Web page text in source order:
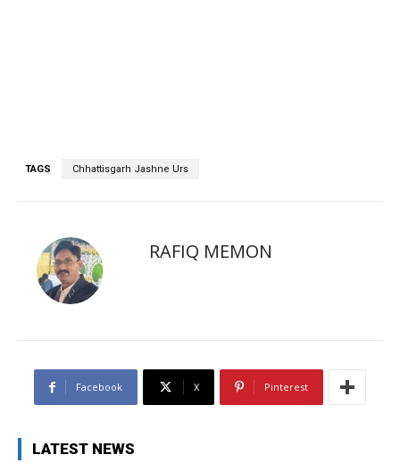
TAGS Chhattisgarh Jashne Urs
RAFIQ MEMON
Facebook X Pinterest
LATEST NEWS